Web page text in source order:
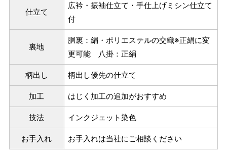
サイズ 身長目安 ヒップ目安
S
～155cm
～85cm
153cm
M
～160cm
～95cm
159cm
4尺2寸
仕立て
広衿・振袖仕立て・手仕上げミシン仕立て
付
裏地
胴裏：絹・ポリエステルの交織※正絹に変
更可能 八掛：正絹
柄出し 柄出し優先の仕立て
加工 はじく加工の追加がおすすめ
技法 インクジェット染色
お手入れ お手入れは当社にご相談ください